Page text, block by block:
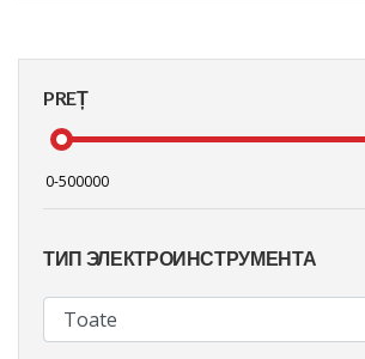
PREȚ
ТИП ЭЛЕКТРОИНСТРУМЕНТА